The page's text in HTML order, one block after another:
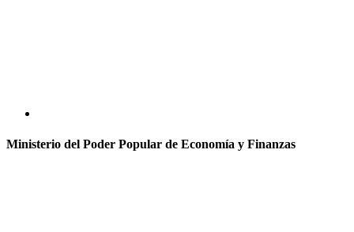
Ministerio del Poder Popular de Economía y Finanzas